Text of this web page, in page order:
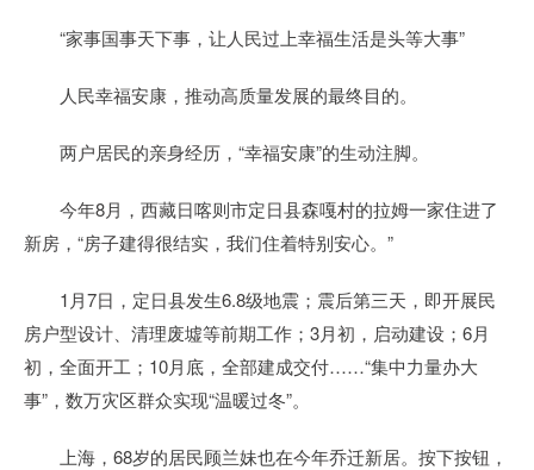
“家事国事天下事，让人民过上幸福生活是头等大事”
人民幸福安康，推动高质量发展的最终目的。
两户居民的亲身经历，“幸福安康”的生动注脚。
今年8月，西藏日喀则市定日县森嘎村的拉姆一家住进了
新房，“房子建得很结实，我们住着特别安心。”
1月7日，定日县发生6.8级地震；震后第三天，即开展民
房户型设计、清理废墟等前期工作；3月初，启动建设；6月
初，全面开工；10月底，全部建成交付……“集中力量办大
事”，数万灾区群众实现“温暖过冬”。
上海，68岁的居民顾兰妹也在今年乔迁新居。按下按钮，